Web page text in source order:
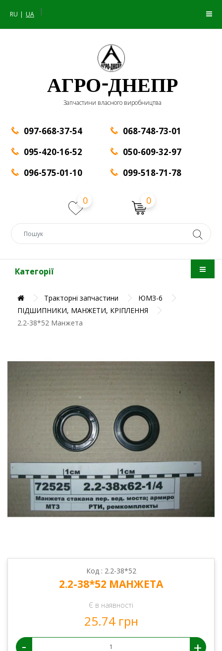
RU UA |
АГРО-ДНЕПР
Запчастини власного виробництва
097-668-37-54
095-420-16-52
096-575-01-10
068-748-73-01
050-609-32-97
099-518-71-78
0 0
Категорії
Тракторні запчастини
ЮМЗ-6
ПІДШИПНИКИ, МАНЖЕТИ, КРІПЛЕННЯ
2.2-38*52 Манжета
Код : 2.2-38*52
2.2-38*52 МАНЖЕТА
Є в наявності
25.74 грн
-